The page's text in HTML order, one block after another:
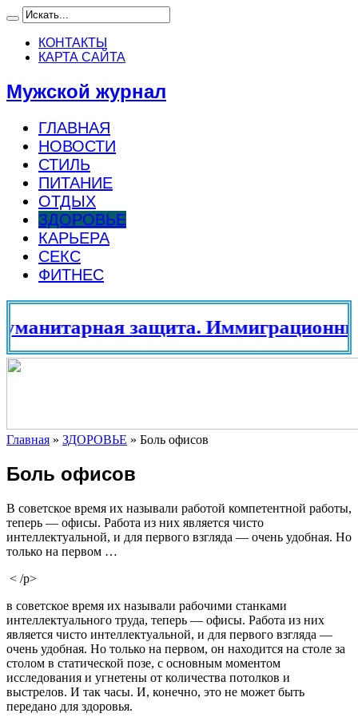
КОНТАКТЫ
КАРТА САЙТА
Мужской журнал
ГЛАВНАЯ
НОВОСТИ
СТИЛЬ
ПИТАНИЕ
ОТДЫХ
ЗДОРОВЬЕ
КАРЬЕРА
СЕКС
ФИТНЕС
защита. Иммиграционный
Главная » ЗДОРОВЬЕ » Боль офисов
Боль офисов
В советское время их называли работой компетентной работы,
теперь — офисы. Работа из них является чисто
интеллектуальной, и для первого взгляда — очень удобная. Но
только на первом …
< /p>
в советское время их называли рабочими станками
интеллектуального труда, теперь — офисы. Работа из них
является чисто интеллектуальной, и для первого взгляда —
очень удобная. Но только на первом, он находится на столе за
столом в статической позе, с основным моментом
исследования и угнетены от количества потолков и
выстрелов. И так часы. И, конечно, это не может быть
передано для здоровья.